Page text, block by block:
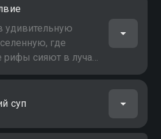
для природы и
удивительную
где
сияют в лучах
суп